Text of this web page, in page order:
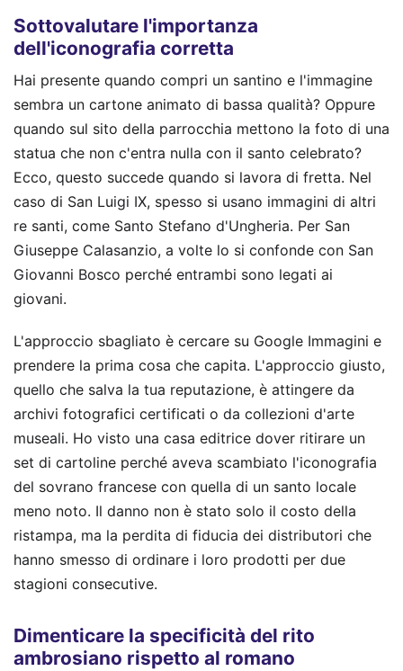
Sottovalutare l'importanza
dell'iconografia corretta
Hai presente quando compri un santino e l'immagine
sembra un cartone animato di bassa qualità? Oppure
quando sul sito della parrocchia mettono la foto di una
statua che non c'entra nulla con il santo celebrato?
Ecco, questo succede quando si lavora di fretta. Nel
caso di San Luigi IX, spesso si usano immagini di altri
re santi, come Santo Stefano d'Ungheria. Per San
Giuseppe Calasanzio, a volte lo si confonde con San
Giovanni Bosco perché entrambi sono legati ai
giovani.
L'approccio sbagliato è cercare su Google Immagini e
prendere la prima cosa che capita. L'approccio giusto,
quello che salva la tua reputazione, è attingere da
archivi fotografici certificati o da collezioni d'arte
museali. Ho visto una casa editrice dover ritirare un
set di cartoline perché aveva scambiato l'iconografia
del sovrano francese con quella di un santo locale
meno noto. Il danno non è stato solo il costo della
ristampa, ma la perdita di fiducia dei distributori che
hanno smesso di ordinare i loro prodotti per due
stagioni consecutive.
Dimenticare la specificità del rito
ambrosiano rispetto al romano